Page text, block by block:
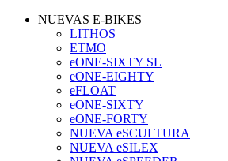
NUEVAS E-BIKES
LITHOS
ETMO
eONE-SIXTY SL
eONE-EIGHTY
eFLOAT
eONE-SIXTY
eONE-FORTY
NUEVA eSCULTURA
NUEVA eSILEX